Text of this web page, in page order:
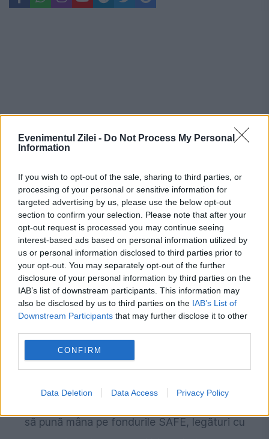
Evenimentul Zilei - Do Not Process My Personal
Information
If you wish to opt-out of the sale, sharing to third parties, or
processing of your personal or sensitive information for
targeted advertising by us, please use the below opt-out
section to confirm your selection. Please note that after your
opt-out request is processed you may continue seeing
interest-based ads based on personal information utilized by
us or personal information disclosed to third parties prior to
your opt-out. You may separately opt-out of the further
disclosure of your personal information by third parties on the
IAB’s list of downstream participants. This information may
also be disclosed by us to third parties on the IAB’s List of
Downstream Participants that may further disclose it to other
CONFIRM
Data Deletion Data Access Privacy Policy
Recomandările noastre
Marian Voinea, omul de afaceri acuzat că voia
să pună mâna pe fondurile SAFE, legături cu